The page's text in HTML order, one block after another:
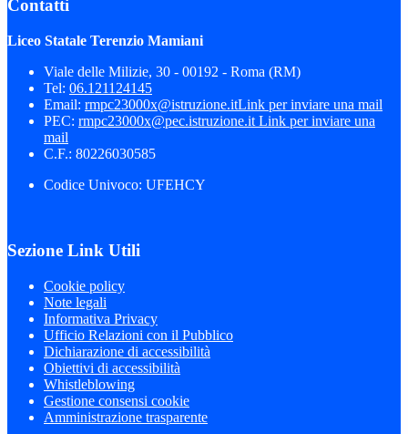
Contatti
Liceo Statale Terenzio Mamiani
Viale delle Milizie, 30 - 00192 - Roma (RM)
Tel: 06.121124145
Email: rmpc23000x@istruzione.itLink per inviare una mail
PEC: rmpc23000x@pec.istruzione.it Link per inviare una
mail
C.F.: 80226030585
Codice Univoco: UFEHCY
Sezione Link Utili
Cookie policy
Note legali
Informativa Privacy
Ufficio Relazioni con il Pubblico
Dichiarazione di accessibilità
Obiettivi di accessibilità
Whistleblowing
Gestione consensi cookie
Amministrazione trasparente